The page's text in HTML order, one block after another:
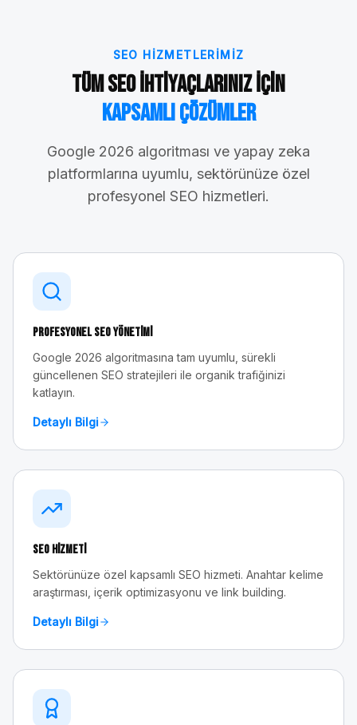
SEO HIZMETLERIMIZ
Tüm SEO İhtiyaçlarınız İçin
Kapsamlı Çözümler
Google 2026 algoritması ve yapay zeka
platformlarına uyumlu, sektörünüze özel
profesyonel SEO hizmetleri.
Profesyonel SEO Yönetimi
Google 2026 algoritmasına tam uyumlu, sürekli
güncellenen SEO stratejileri ile organik trafiğinizi
katlayın.
Detaylı Bilgi
SEO Hizmeti
Sektörünüze özel kapsamlı SEO hizmeti. Anahtar kelime
araştırması, içerik optimizasyonu ve link building.
Detaylı Bilgi